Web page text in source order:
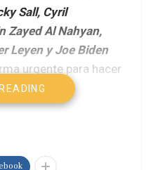
Sall, Cyril
Zayed Al Nahyan,
Leyen y Joe Biden
urgente para hacer
Una serie de
ha tensionado la
financiera